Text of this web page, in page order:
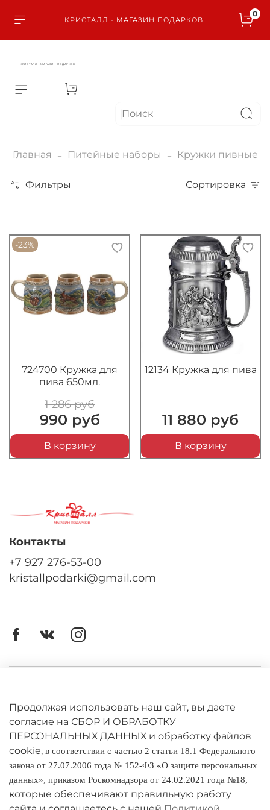
КРИСТАЛЛ - МАГАЗИН ПОДАРКОВ
0
КРИСТАЛЛ - МАГАЗИН ПОДАРКОВ
Главная Питейные наборы Кружки пивные
Фильтры Сортировка
-23%
724700 Кружка для
пива 650мл.
1 286 руб
990 руб
В корзину
12134 Кружка для пива
11 880 руб
В корзину
Оферта
Политика конфиденциальности
Оплата и доставка
Условия обмена и возврата
Реквизиты
Контакты
+7 927 276-53-00
kristallpodarki@gmail.com
Продолжая использовать наш сайт, вы даете
согласие на СБОР И ОБРАБОТКУ
ПЕРСОНАЛЬНЫХ ДАННЫХ и обработку файлов
cookie, в соответствии с частью 2 статьи 18.1 Федерального
закона от 27.07.2006 года № 152-ФЗ «О защите персональных
данных», приказом Роскомнадзора от 24.02.2021 года №18,
которые обеспечивают правильную работу